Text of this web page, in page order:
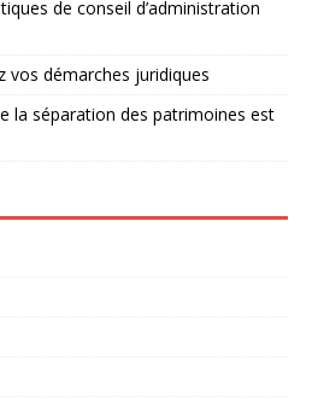
de conseil d’administration
vos démarches juridiques
la séparation des patrimoines est